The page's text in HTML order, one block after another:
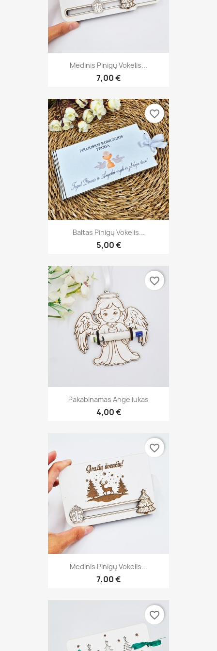
Medinis Pinigų Vokelis...
7,00 €
Baltas Pinigų Vokelis...
5,00 €
favorite_border
Pakabinamas Angeliukas
4,00 €
favorite_border
Medinis Pinigų Vokelis...
7,00 €
favorite_border
favorite_border